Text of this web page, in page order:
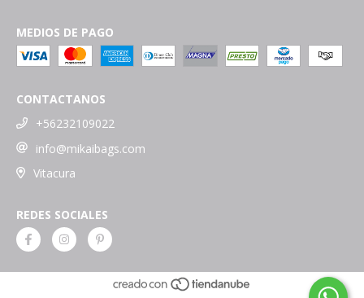
MEDIOS DE PAGO
CONTACTANOS
+56232109022
info@mikaibags.com
Vitacura
REDES SOCIALES